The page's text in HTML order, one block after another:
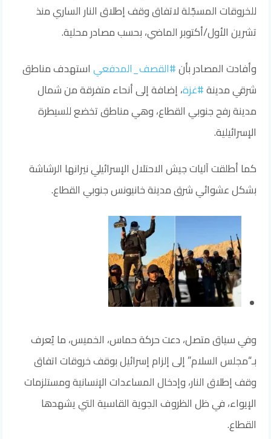
للخروقات المسجّلة لاتفاق وقف إطلاق النار الساري منذ
تشرين الأول/أكتوبر الماضي، بحسب مصادر محلية.
وأفادت المصادر بأن#القصف_المدفعياستهدف مناطق
شرقي مدينة#غزة، إضافة إلى أنحاء متفرقة من شمال
مدينة رفح جنوبي القطاع، وهي مناطق تخضع للسيطرة
الإسرائيلية.
كما أطلقت آليات جيش الاحتلال الإسرائيلي نيرانها الرشاشة
بشكل عشوائي شرق مدينة خانيونس جنوبي القطاع.
وفي سياق متصل، دعت حركة حماس، الخميس، ما يُعرف
بـ“مجلس السلام” إلى إلزام إسرائيل بوقف خروقات اتفاق
وقف إطلاق النار، وإدخال المساعدات الإنسانية ومستلزمات
الإيواء، في ظل الظروف الجوية القاسية التي يشهدها
القطاع.